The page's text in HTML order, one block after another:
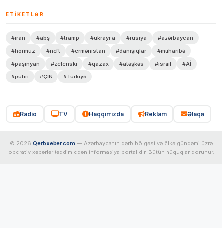
ETIKETLƏR
#iran #abş #tramp #ukrayna #rusiya
#azərbaycan
#hörmüz
#neft #ermənistan #danışıqlar
#müharibə
#paşinyan
#zelenski #qazax #atəşkəs #israil
#Aİ
#putin
#ÇİN #Türkiyə
Radio TV Haqqımızda Reklam Əlaqə
© 2026 Qerbxeber.com — Azərbaycanın qərb bölgəsi və ölkə gündəmi üzrə
operativ xəbərlər təqdim edən informasiya portalıdır. Bütün hüquqlar qorunur.